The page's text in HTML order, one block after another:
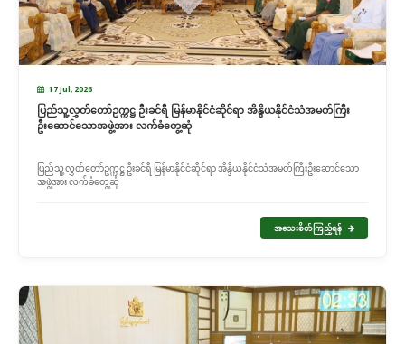
17 Jul, 2026
ပြည်သူ့လွှတ်တော်ဥက္ကဋ္ဌ ဦးခင်ရီ မြန်မာနိုင်ငံဆိုင်ရာ အိန္ဒိယနိုင်ငံသံအမတ်ကြီး
ဦးဆောင်သောအဖွဲ့အား လက်ခံတွေ့ဆုံ
ပြည်သူ့လွှတ်တော်ဥက္ကဋ္ဌ ဦးခင်ရီ မြန်မာနိုင်ငံဆိုင်ရာ အိန္ဒိယနိုင်ငံသံအမတ်ကြီးဦးဆောင်သော
အဖွဲ့အား လက်ခံတွေ့ဆုံ
အသေးစိတ်ကြည့်ရန်